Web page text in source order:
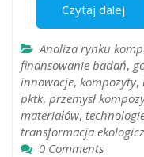
Czytaj dalej
Analiza rynku
finansowanie badań,
innowacje, kompozyty,
pktk, przemysł
materiałów,
transformacja
0 Comments